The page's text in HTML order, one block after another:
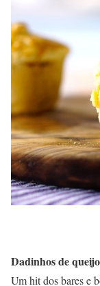
Dadinhos de
Um hit dos bares e